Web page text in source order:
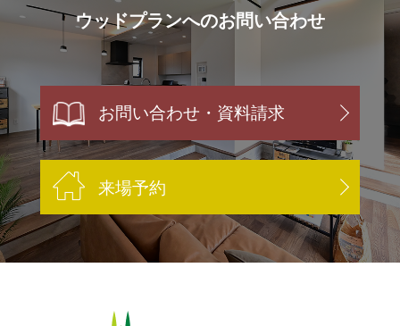
ウッドプランへのお問い合わせ
お問い合わせ・資料請求
来場予約